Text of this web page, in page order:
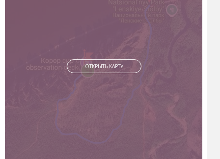
Всемирного наследия, подчеркнув их уникальную
значимость для всего человечества. Так что собирайте
чемоданы и приготовьтесь к незабываемому путешествию в
ОТКРЫТЬ КАРТУ